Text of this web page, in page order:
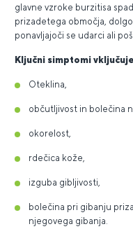
glavne vzroke burzitisa
prizadetega območja,
ponavljajoči se udarci ali
Ključni simptomi
Oteklina,
občutljivost in bolečina
okorelost,
rdečica kože,
izguba gibljivosti,
bolečina pri gibanju
njegovega gibanja.